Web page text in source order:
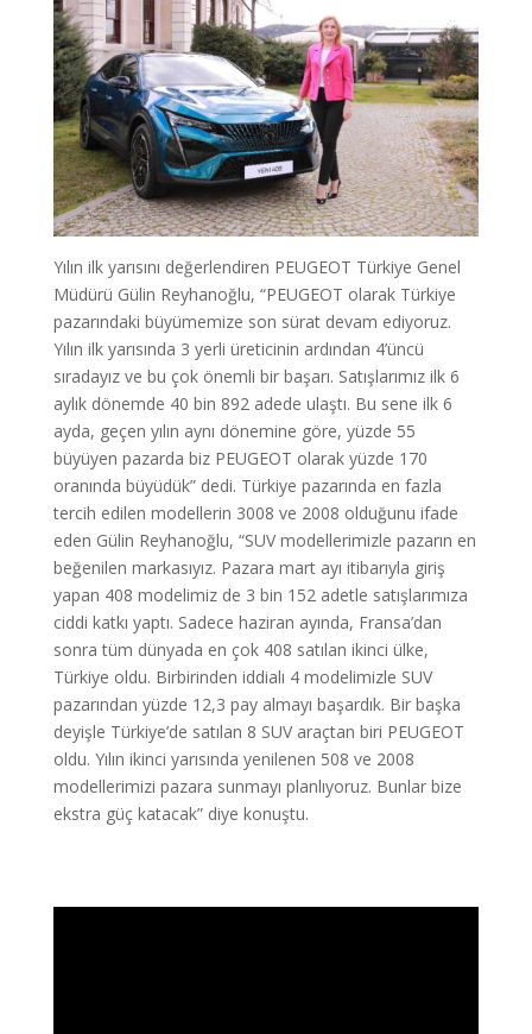
Yılın ilk yarısını değerlendiren PEUGEOT Türkiye Genel
Müdürü Gülin Reyhanoğlu, “PEUGEOT olarak Türkiye
pazarındaki büyümemize son sürat devam ediyoruz.
Yılın ilk yarısında 3 yerli üreticinin ardından 4’üncü
sıradayız ve bu çok önemli bir başarı. Satışlarımız ilk 6
aylık dönemde 40 bin 892 adede ulaştı. Bu sene ilk 6
ayda, geçen yılın aynı dönemine göre, yüzde 55
büyüyen pazarda biz PEUGEOT olarak yüzde 170
oranında büyüdük” dedi. Türkiye pazarında en fazla
tercih edilen modellerin 3008 ve 2008 olduğunu ifade
eden Gülin Reyhanoğlu, “SUV modellerimizle pazarın en
beğenilen markasıyız. Pazara mart ayı itibarıyla giriş
yapan 408 modelimiz de 3 bin 152 adetle satışlarımıza
ciddi katkı yaptı. Sadece haziran ayında, Fransa’dan
sonra tüm dünyada en çok 408 satılan ikinci ülke,
Türkiye oldu. Birbirinden iddialı 4 modelimizle SUV
pazarından yüzde 12,3 pay almayı başardık. Bir başka
deyişle Türkiye’de satılan 8 SUV araçtan biri PEUGEOT
oldu. Yılın ikinci yarısında yenilenen 508 ve 2008
modellerimizi pazara sunmayı planlıyoruz. Bunlar bize
ekstra güç katacak” diye konuştu.